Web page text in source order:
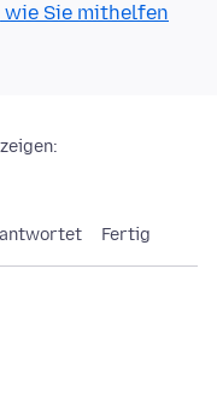
wie Sie mithelfen
Fertig